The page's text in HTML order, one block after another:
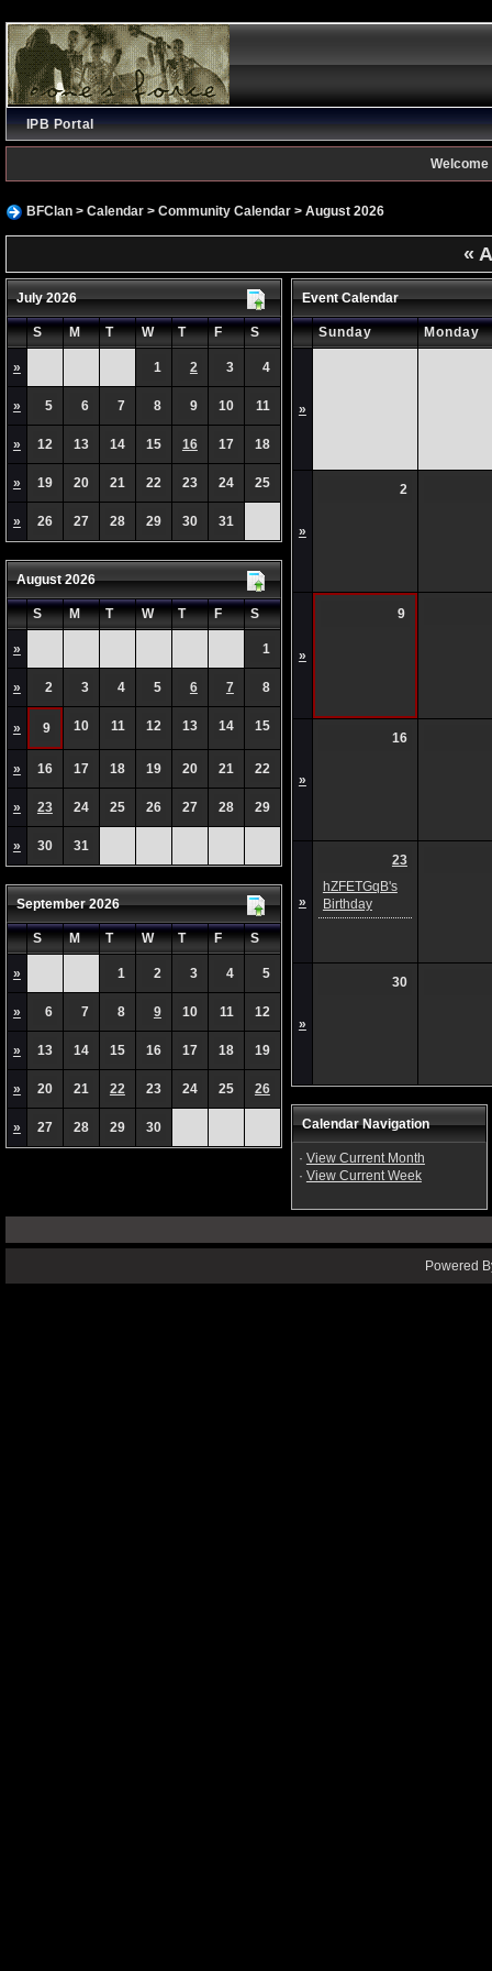
IPB Portal
Welcome
BFClan> Calendar> Community Calendar> August 2026
«
July 2026
S M T W T F S
» 1 2 3 4
» 5 6 7 8 9 10 11
» 12 13 14 15 16 17 18
» 19 20 21 22 23 24 25
» 26 27 28 29 30 31
August 2026
S M T W T F S
» 1
» 2 3 4 5 6 7 8
» 9 10 11 12 13 14 15
» 16 17 18 19 20 21 22
» 23 24 25 26 27 28 29
» 30 31
September 2026
S M T W T F S
» 1 2 3 4 5
» 6 7 8 9 10 11 12
» 13 14 15 16 17 18 19
» 20 21 22 23 24 25 26
» 27 28 29 30
Event Calendar
Sunday Monday
»
»
2
»
9
»
16
»
23
hZFETGqB's
Birthday
»
30
Calendar Navigation
· View Current Month
· View Current Week
Powered